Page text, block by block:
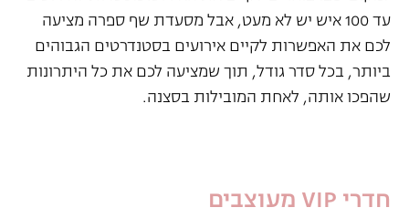
עד 100 איש יש לא מעט, אבל מסעדת שף ספרה מציעה
לכם את האפשרות לקיים אירועים בסטנדרטים הגבוהים
ביותר, בכל סדר גודל, תוך שמציעה לכם את כל היתרונות
שהפכו אותה, לאחת המובילות בסצנה.
חדרי VIP מעוצבים